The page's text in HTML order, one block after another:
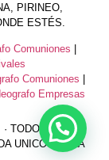
PIRINEO,
ESTÉS.
Comuniones
Comuniones
Empresas
TODOS LOS
UNICOS PARA